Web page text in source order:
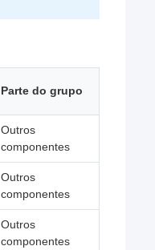
Parte do grupo
Outros
componentes
Outros
componentes
Outros
componentes